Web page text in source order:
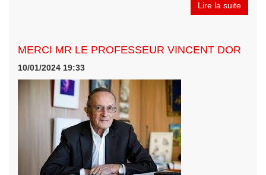
Lire la suite
MERCI MR LE PROFESSEUR VINCENT DOR
10/01/2024 19:33